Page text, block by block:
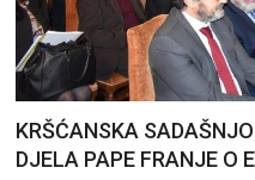
KRŠĆANSKA
DJELA PAPE FRANJE O